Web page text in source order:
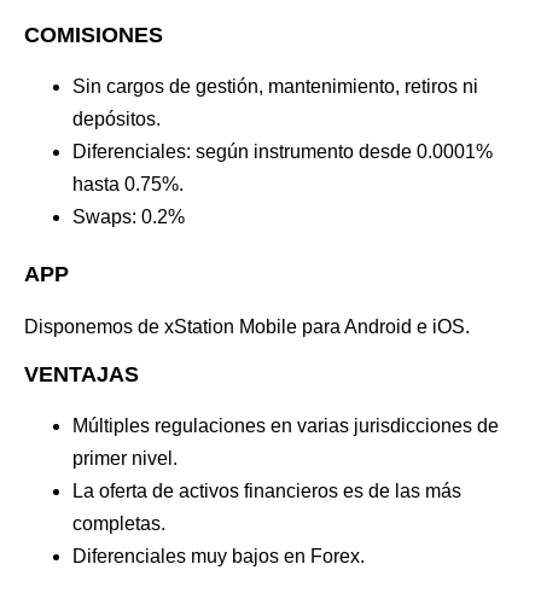
COMISIONES
Sin cargos de gestión, mantenimiento, retiros ni
depósitos.
Diferenciales: según instrumento desde 0.0001%
hasta 0.75%.
Swaps: 0.2%
APP
Disponemos de xStation Mobile para Android e iOS.
VENTAJAS
Múltiples regulaciones en varias jurisdicciones de
primer nivel.
La oferta de activos financieros es de las más
completas.
Diferenciales muy bajos en Forex.